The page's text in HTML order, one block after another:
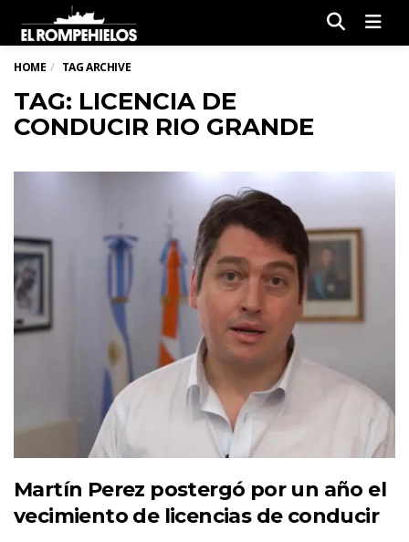
HOME TAG ARCHIVE
TAG: LICENCIA DE
CONDUCIR RIO GRANDE
Martín Perez postergó por un año el
vecimiento de licencias de conducir